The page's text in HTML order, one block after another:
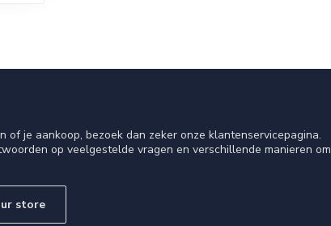
of je aankoop, bezoek dan zeker onze klantenservicepagina.
op veelgestelde vragen en verschillende manieren om
store